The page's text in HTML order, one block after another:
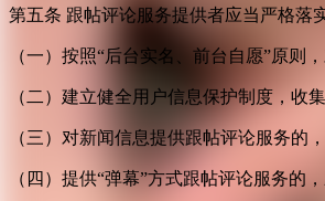
第五条 跟帖评论服务提供者应当严格落
（一）按照“后台实名、前台自愿”原
（二）建立健全用户信息保护制度，
（三）对新闻信息提供跟帖评论服务的
（四）提供“弹幕”方式跟帖评论服务的